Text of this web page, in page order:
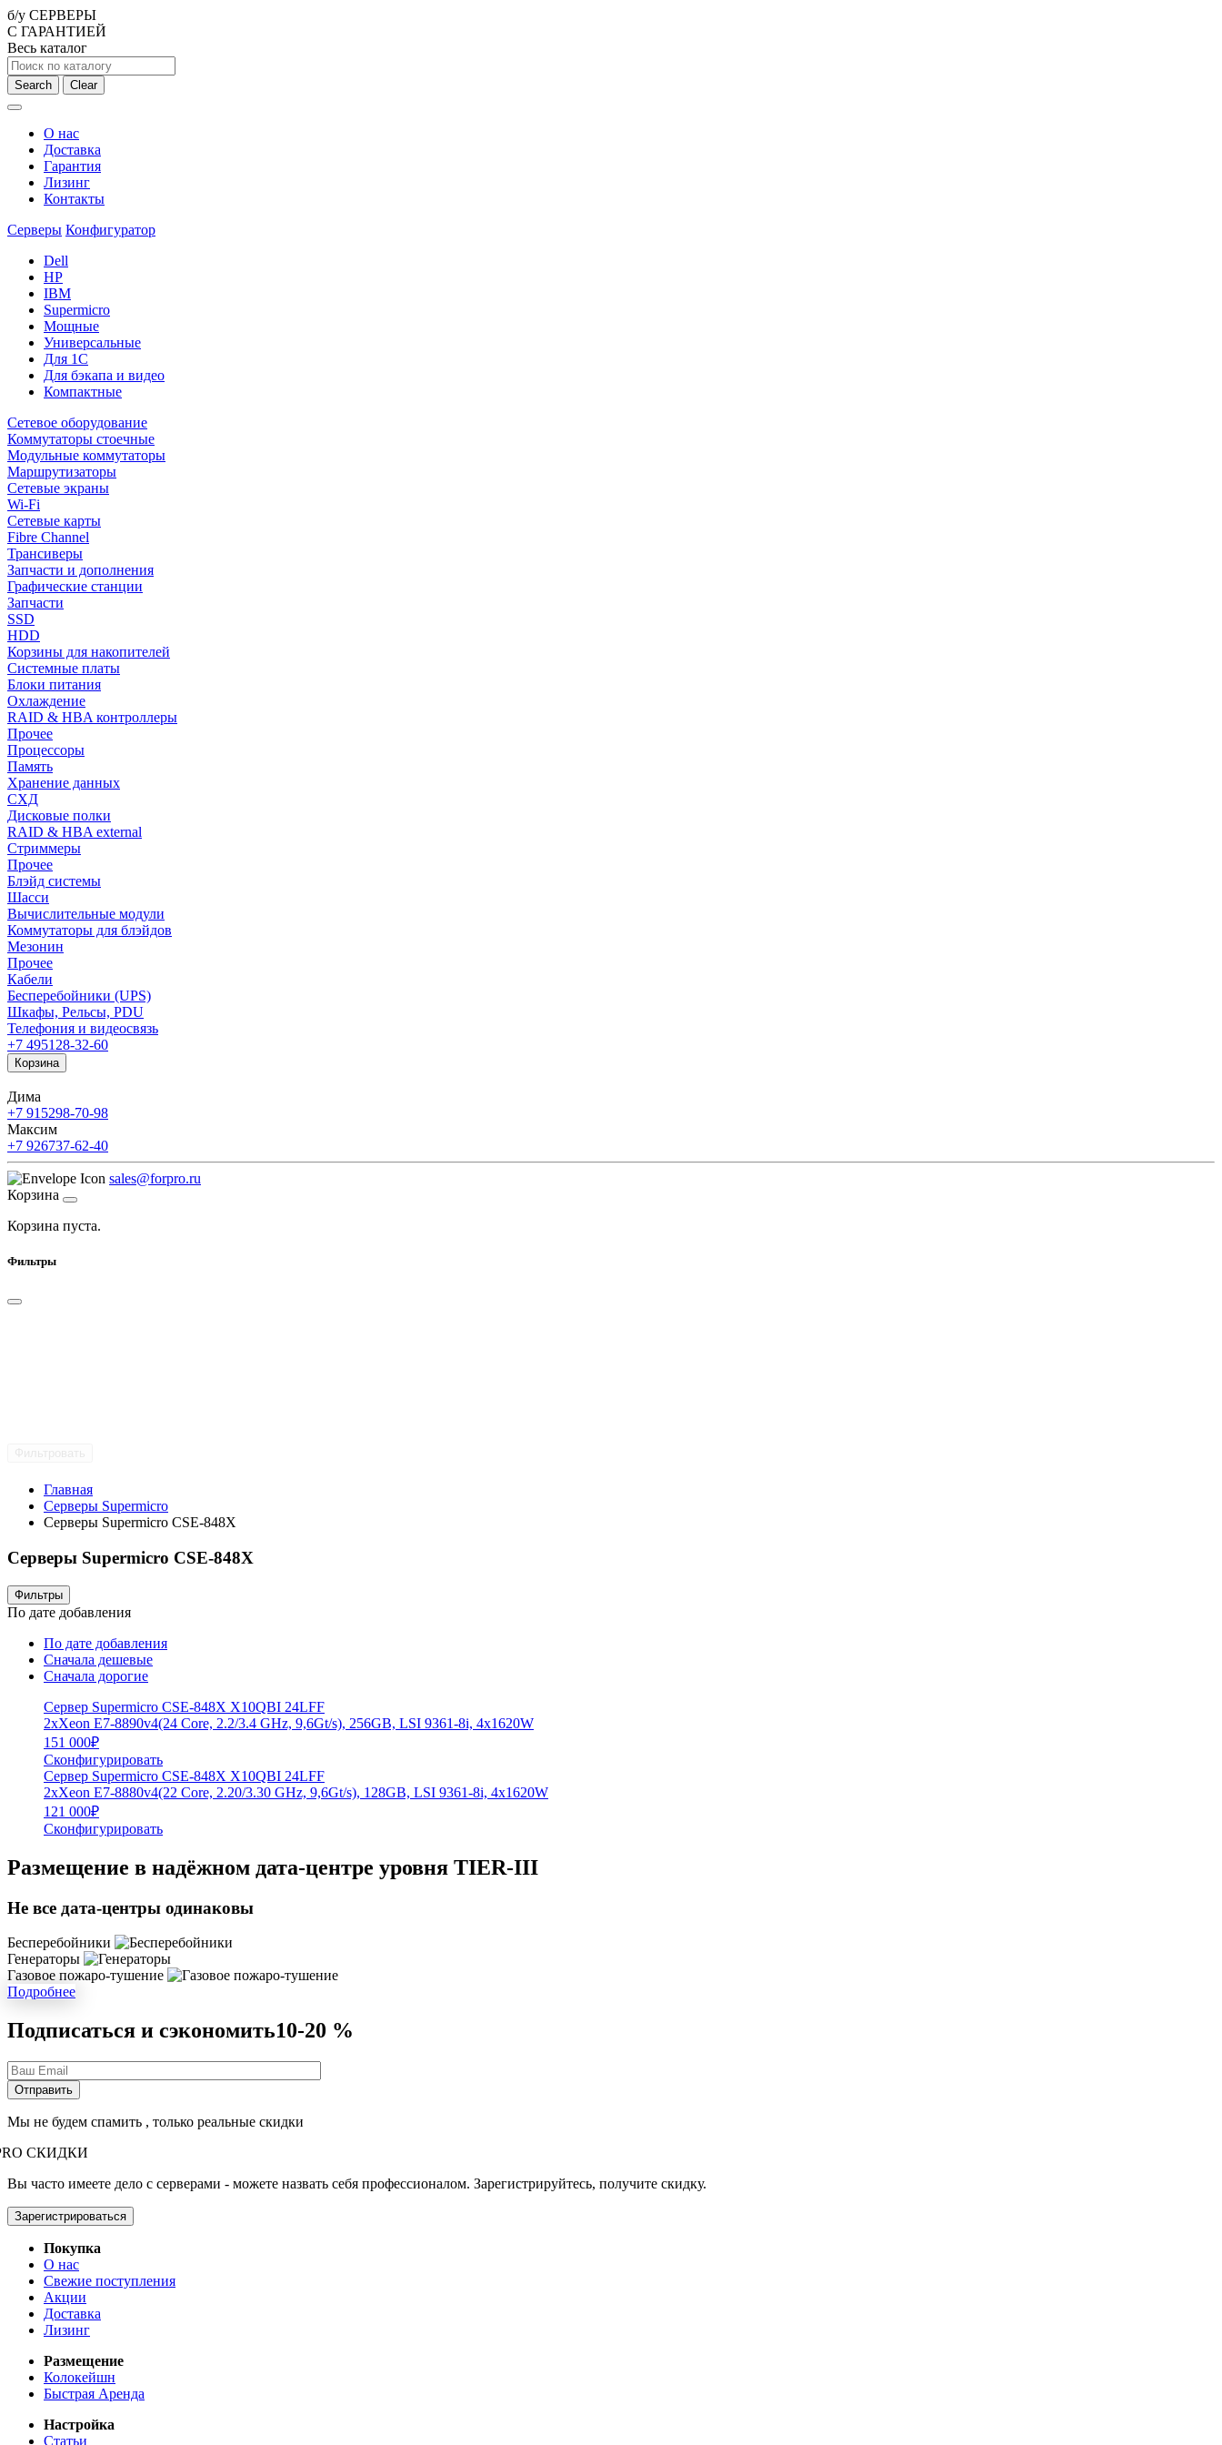
б/у СЕРВЕРЫ
С ГАРАНТИЕЙ
Весь каталог
Search Clear
О нас
Доставка
Гарантия
Лизинг
Контакты
Серверы Конфигуратор
Dell
HP
IBM
Supermicro
Мощные
Универсальные
Для 1С
Для бэкапа и видео
Компактные
Сетевое оборудование
Коммутаторы стоечные
Модульные коммутаторы
Маршрутизаторы
Сетевые экраны
Wi-Fi
Сетевые карты
Fibre Channel
Трансиверы
Запчасти и дополнения
Графические станции
Запчасти
SSD
HDD
Корзины для накопителей
Системные платы
Блоки питания
Охлаждение
RAID & HBA контроллеры
Прочее
Процессоры
Память
Хранение данных
СХД
Дисковые полки
RAID & HBA external
Стриммеры
Прочее
Блэйд системы
Шасси
Вычислительные модули
Коммутаторы для блэйдов
Мезонин
Прочее
Кабели
Бесперебойники (UPS)
Шкафы, Рельсы, PDU
Телефония и видеосвязь
+7 495128-32-60
Корзина
Дима
+7 915298-70-98
Максим
+7 926737-62-40
sales@forpro.ru
Корзина
Корзина пуста.
Фильтры
Главная
Серверы Supermicro
Серверы Supermicro CSE-848X
Серверы Supermicro CSE-848X
Фильтры
По дате добавления
По дате добавления
Сначала дешевые
Сначала дорогие
Сервер Supermicro CSE-848X X10QBI 24LFF
2xXeon E7-8890v4(24 Core, 2.2/3.4 GHz, 9,6Gt/s), 256GB, LSI 9361-8i, 4x1620W
151 000₽
Сконфигурировать
Сервер Supermicro CSE-848X X10QBI 24LFF
2xXeon E7-8880v4(22 Core, 2.20/3.30 GHz, 9,6Gt/s), 128GB, LSI 9361-8i, 4x1620W
121 000₽
Сконфигурировать
Размещение в надёжном дата-центре уровня TIER-III
Не все дата-центры одинаковы
Бесперебойники
Генераторы
Газовое пожаро-тушение
Подробнее
Подписаться и сэкономить10-20 %
Мы не будем спамить , только реальные скидки
СКИДКИ
Вы часто имеете дело с серверами - можете назвать себя профессионалом. Зарегистрируйтесь, получите скидку.
Зарегистрироваться
Покупка
О нас
Свежие поступления
Акции
Доставка
Лизинг
Размещение
Колокейшн
Быстрая Аренда
Настройка
Статьи